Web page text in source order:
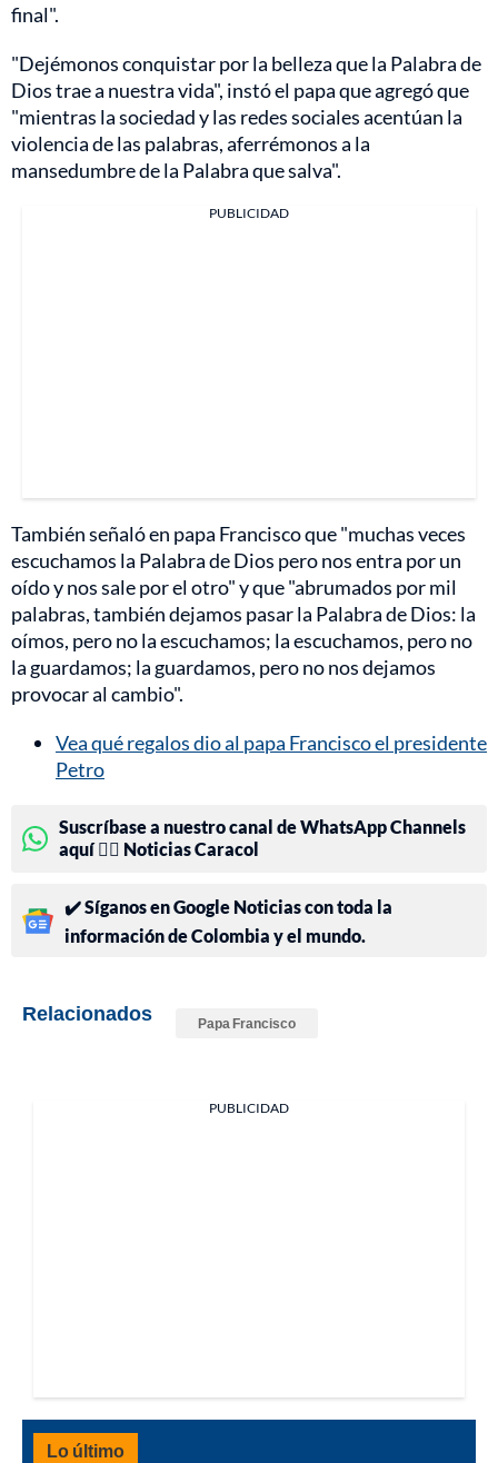
final".
"Dejémonos conquistar por la belleza que la Palabra de
Dios trae a nuestra vida", instó el papa que agregó que
"mientras la sociedad y las redes sociales acentúan la
violencia de las palabras, aferrémonos a la
mansedumbre de la Palabra que salva".
PUBLICIDAD
También señaló en papa Francisco que "muchas veces
escuchamos la Palabra de Dios pero nos entra por un
oído y nos sale por el otro" y que "abrumados por mil
palabras, también dejamos pasar la Palabra de Dios: la
oímos, pero no la escuchamos; la escuchamos, pero no
la guardamos; la guardamos, pero no nos dejamos
provocar al cambio".
Vea qué regalos dio al papa Francisco el presidente
Petro
Suscríbase a nuestro canal de WhatsApp Channels
aquí 👉🏻 Noticias Caracol
✔️ Síganos en Google Noticias con toda la
información de Colombia y el mundo.
Relacionados Papa Francisco
PUBLICIDAD
Lo último